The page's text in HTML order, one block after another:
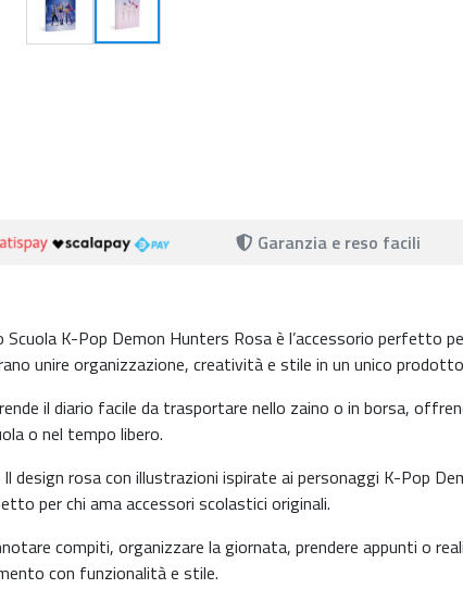
Garanzia e reso facili
Scuola K-Pop Demon Hunters Rosa è l’accessorio perfetto
unire organizzazione, creatività e stile in un unico
il diario facile da trasportare nello zaino o in borsa,
o nel tempo libero.
Il design rosa con illustrazioni ispirate ai personaggi K-Pop
per chi ama accessori scolastici originali.
compiti, organizzare la giornata, prendere appunti o
con funzionalità e stile.